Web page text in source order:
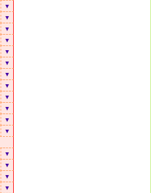
▼
▼
▼
▼
▼
▼
▼
▼
▼
▼
▼
▼
▼
▼
▼
▼